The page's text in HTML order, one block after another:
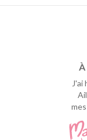
J'ai